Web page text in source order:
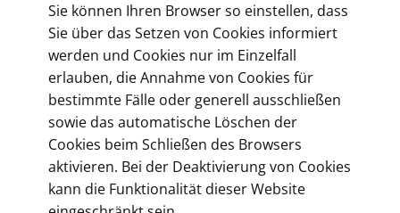
Sie können Ihren Browser so einstellen, dass
Sie über das Setzen von Cookies informiert
werden und Cookies nur im Einzelfall
erlauben, die Annahme von Cookies für
bestimmte Fälle oder generell ausschließen
sowie das automatische Löschen der
Cookies beim Schließen des Browsers
aktivieren. Bei der Deaktivierung von Cookies
kann die Funktionalität dieser Website